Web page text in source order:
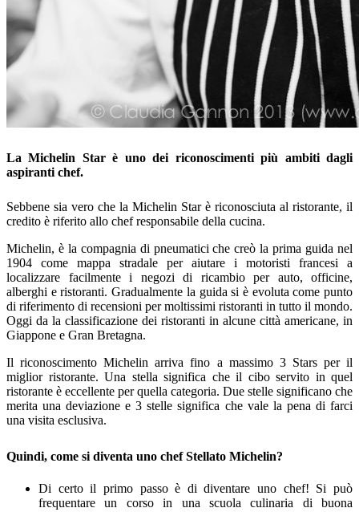
La Michelin Star è uno dei riconoscimenti più ambiti dagli
aspiranti chef.
Sebbene sia vero che la Michelin Star è riconosciuta al ristorante, il
credito è riferito allo chef responsabile della cucina.
Michelin, è la compagnia di pneumatici che creò la prima guida nel
1904 come mappa stradale per aiutare i motoristi francesi a
localizzare facilmente i negozi di ricambio per auto, officine,
alberghi e ristoranti. Gradualmente la guida si è evoluta come punto
di riferimento di recensioni per moltissimi ristoranti in tutto il mondo.
Oggi da la classificazione dei ristoranti in alcune città americane, in
Giappone e Gran Bretagna.
Il riconoscimento Michelin arriva fino a massimo 3 Stars per il
miglior ristorante. Una stella significa che il cibo servito in quel
ristorante è eccellente per quella categoria. Due stelle significano che
merita una deviazione e 3 stelle significa che vale la pena di farci
una visita esclusiva.
Quindi, come si diventa uno chef Stellato Michelin?
Di certo il primo passo è di diventare uno chef! Si può
frequentare un corso in una scuola culinaria di buona